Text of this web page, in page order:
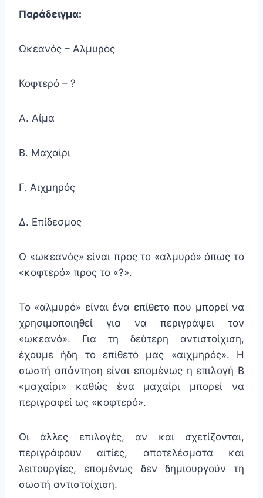
Παράδειγμα:
Ωκεανός – Αλμυρός
Κοφτερό – ?
Α. Αίμα
Β. Μαχαίρι
Γ. Αιχμηρός
Δ. Επίδεσμος
Ο «ωκεανός» είναι προς το «αλμυρό» όπως το
«κοφτερό» προς το «?».
Το «αλμυρό» είναι ένα επίθετο που μπορεί να
χρησιμοποιηθεί για να περιγράψει τον
«ωκεανό». Για τη δεύτερη αντιστοίχιση,
έχουμε ήδη το επίθετό μας «αιχμηρός». Η
σωστή απάντηση είναι επομένως η επιλογή Β
«μαχαίρι» καθώς ένα μαχαίρι μπορεί να
περιγραφεί ως «κοφτερό».
Οι άλλες επιλογές, αν και σχετίζονται,
περιγράφουν αιτίες, αποτελέσματα και
λειτουργίες, επομένως δεν δημιουργούν τη
σωστή αντιστοίχιση.